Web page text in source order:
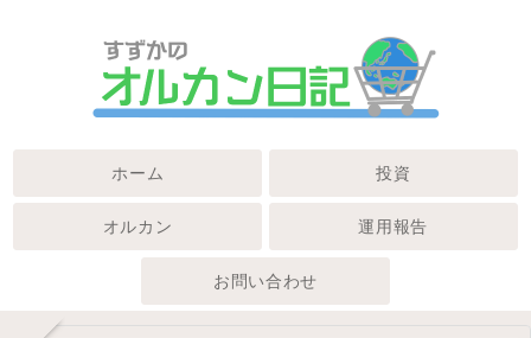
ホーム 投資
オルカン 運用報告
お問い合わせ